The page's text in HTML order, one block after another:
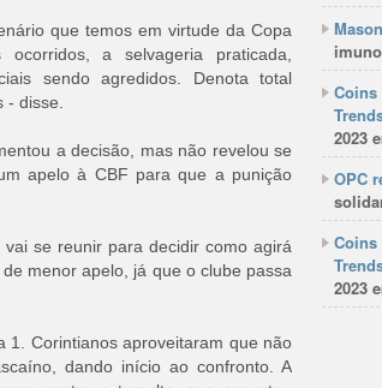
que temos em virtude da Copa
a selvageria praticada,
sendo agredidos. Denota total
disse.
a decisão, mas não revelou se
apelo à CBF para que a punição
se reunir para decidir como agirá
menor apelo, já que o clube passa
1. Corintianos aproveitaram que não
dando início ao confronto. A
Coins
2023
OPC
Coins
2023